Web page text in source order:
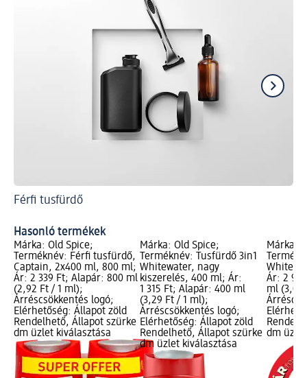
Férfi tusfürdő
Hasonló termékek
Márka: Old Spice;
Terméknév: Férfi tusfürdő,
Captain, 2x400 ml, 800 ml;
Ár: 2 339 Ft; Alapár: 800 ml
(2,92 Ft / 1 ml);
Árréscsökkentés logó;
Elérhetőség: Állapot zöld
Rendelhető, Állapot szürke
dm üzlet kiválasztása
Márka: Old Spice;
Terméknév: Tusfürdő 3in1
Whitewater, nagy
kiszerelés, 400 ml; Ár:
1 315 Ft; Alapár: 400 ml
(3,29 Ft / 1 ml);
Árréscsökkentés logó;
Elérhetőség: Állapot zöld
Rendelhető, Állapot szürke
dm üzlet kiválasztása
Márka:
Ár: 2
ml (3,00
dm